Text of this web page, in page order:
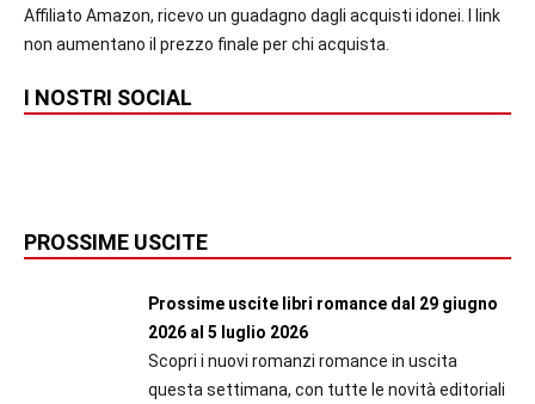
Affiliato Amazon, ricevo un guadagno dagli acquisti idonei. I link
non aumentano il prezzo finale per chi acquista.
I NOSTRI SOCIAL
PROSSIME USCITE
Prossime uscite libri romance dal 29 giugno
2026 al 5 luglio 2026
Scopri i nuovi romanzi romance in uscita
questa settimana, con tutte le novità editoriali